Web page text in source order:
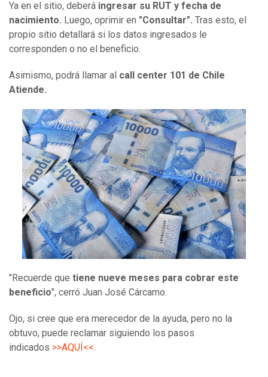
Ya en el sitio, deberá ingresar su RUT y fecha de
nacimiento. Luego, oprimir en "Consultar". Tras esto, el
propio sitio detallará si los datos ingresados le
corresponden o no el beneficio.
Asimismo, podrá llamar al call center 101 de Chile
Atiende.
"Recuerde que tiene nueve meses para cobrar este
beneficio", cerró Juan José Cárcamo.
Ojo, si cree que era merecedor de la ayuda, pero no la
obtuvo, puede reclamar siguiendo los pasos
indicados >>AQUÍ<<.